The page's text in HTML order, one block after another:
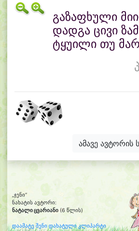
გაზაფხული
დადგა ცივი
ტყუილი თუ
ამავე ავტორის
„ჯენი“
ნახატის ავტორი:
ნატალი ცვარიანი (6 წლის)
დაამატე შენი დახატული კლიპარტი